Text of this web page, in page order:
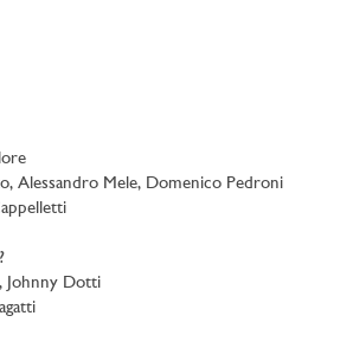
Alessandro Mele, Domenico Pedroni
Johnny Dotti